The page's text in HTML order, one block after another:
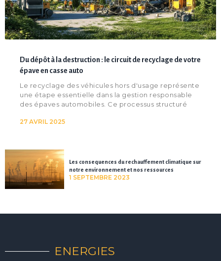
Du dépôt à la destruction : le circuit de recyclage de votre
épave en casse auto
Le recyclage des véhicules hors d'usage représente
une étape essentielle dans la gestion responsable
des épaves automobiles. Ce processus structuré
27 AVRIL 2025
Les consequences du rechauffement climatique sur
notre environnement et nos ressources
1 SEPTEMBRE 2023
ENERGIES